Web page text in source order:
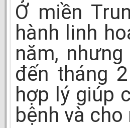
Ở miền
hành linh
năm,
đến tháng
hợp lý giúp
bệnh và